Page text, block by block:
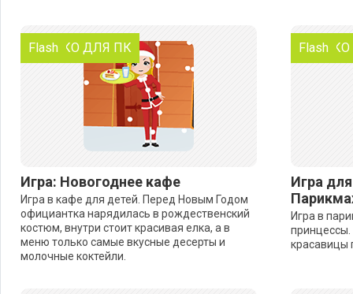
ТОЛЬКО ДЛЯ ПК
Flash
Игра: Новогоднее кафе
Игра в кафе для детей. Перед Новым Годом
официантка нарядилась в рождественский
костюм, внутри стоит красивая елка, а в
меню только самые вкусные десерты и
молочные коктейли.
Flash
Игра
Игра в
красавицы